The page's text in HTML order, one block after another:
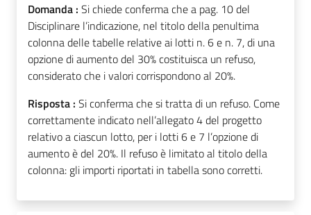
Domanda : Si chiede conferma che a pag. 10 del
Disciplinare l’indicazione, nel titolo della penultima
colonna delle tabelle relative ai lotti n. 6 e n. 7, di una
opzione di aumento del 30% costituisca un refuso,
considerato che i valori corrispondono al 20%.
Risposta : Si conferma che si tratta di un refuso. Come
correttamente indicato nell’allegato 4 del progetto
relativo a ciascun lotto, per i lotti 6 e 7 l’opzione di
aumento è del 20%. Il refuso è limitato al titolo della
colonna: gli importi riportati in tabella sono corretti.